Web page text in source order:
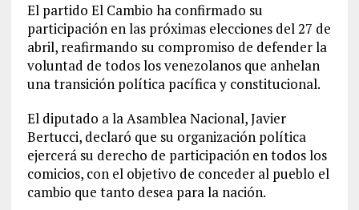
El partido El Cambio ha confirmado su
participación en las próximas elecciones del 27 de
abril, reafirmando su compromiso de defender la
voluntad de todos los venezolanos que anhelan
una transición política pacífica y constitucional.
El diputado a la Asamblea Nacional, Javier
Bertucci, declaró que su organización política
ejercerá su derecho de participación en todos los
comicios, con el objetivo de conceder al pueblo el
cambio que tanto desea para la nación.